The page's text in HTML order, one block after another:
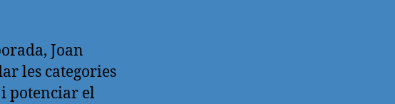
Joan
les categories
potenciar el